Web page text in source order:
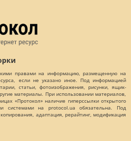
правами на информацию, размещенную на
если не указано иное. Под информацией
статьи, фотоизображения, рисунки, ящик-
материалы. При использовании материалов,
«Протокол» наличие гиперссылки открытого
системами на protocol.ua обязательна. Под
адаптация, рерайтинг, модификация